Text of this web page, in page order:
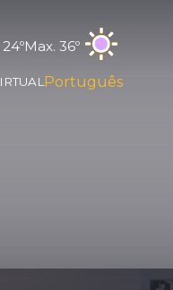
Max. 36º
Português